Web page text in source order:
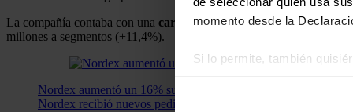
momento desde la
Si lo permite, también
La compañía contaba con una cartera de pedidosde algo más de
millones a segmentos (+11,4%).
Nordex aumentó un 16% sus pedidos de aerogeneradores en
Nordex recibió nuevos pedidos en su cartera a lo largo de